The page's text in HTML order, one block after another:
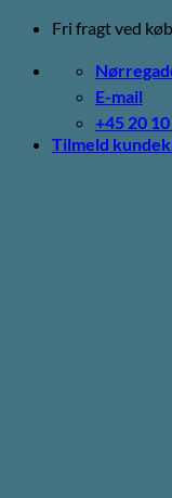
Fortsæt
indhold
Fri fragt ved
E-mail
+45 20
Tilmeld